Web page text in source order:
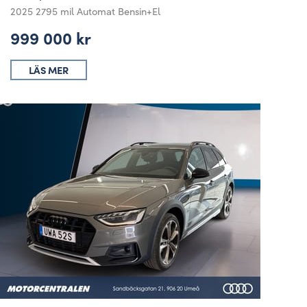
2025 2795 mil Automat Bensin+El
999 000 kr
LÄS MER